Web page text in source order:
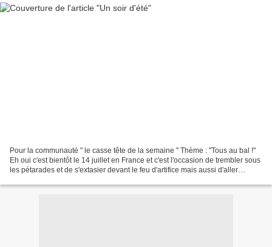
Pour la communauté " le casse tête de la semaine " Thème : "Tous au bal !"
Eh oui c'est bientôt le 14 juillet en France et c'est l'occasion de trembler sous
les pétarades et de s'extasier devant le feu d'artifice mais aussi d'aller